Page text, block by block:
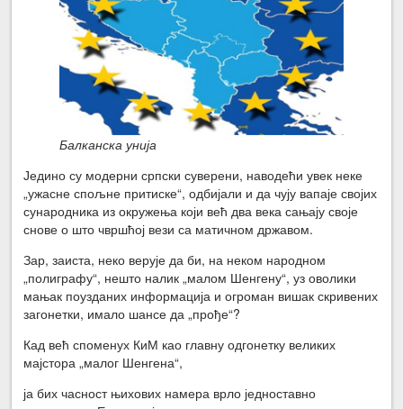
Балканска унија
Једино су модерни српски суверени, наводећи увек неке
„ужасне спољне притиске“, одбијали и да чују вапаје својих
сународника из окружења који већ два века сањају своје
снове о што чвршћој вези са матичном државом.
Зар, заиста, неко верује да би, на неком народном
„полиграфу“, нешто налик „малом Шенгену“, уз оволики
мањак поузданих информација и огроман вишак скривених
загонетки, имало шансе да „прође“?
Кад већ споменух КиМ као главну одгонетку великих
мајстора „малог Шенгена“,
ја бих часност њихових намера врло једноставно